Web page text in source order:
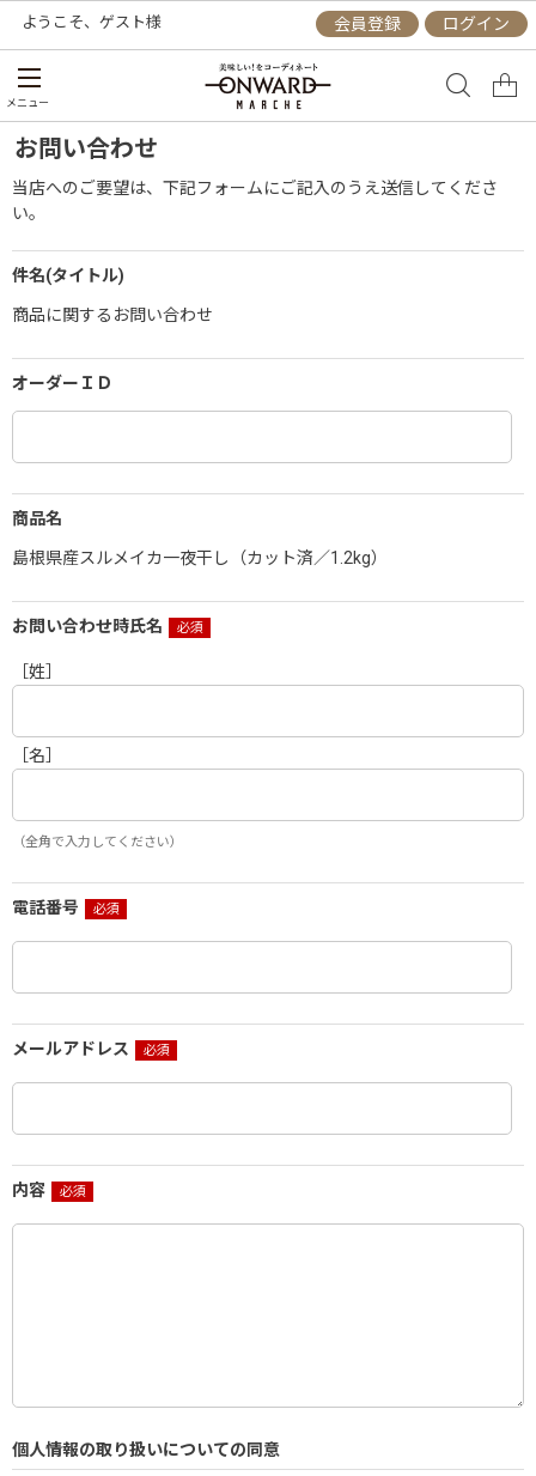
ようこそ、 ゲスト様 会員登録 ログイン
メニュー
お問い合わせ
当店へのご要望は、下記フォームにご記入のうえ送信してくださ
い。
件名(タイトル)
商品に関するお問い合わせ
オーダーＩＤ
商品名
島根県産スルメイカ一夜干し（カット済／1.2kg）
お問い合わせ時氏名
［姓］
［名］
（全角で入力してください）
電話番号
メールアドレス
内容
個人情報の取り扱いについての同意